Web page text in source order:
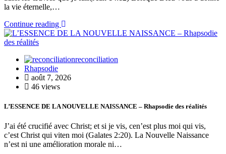
la vie éternelle,…
Continue reading
reconciliation
Rhapsodie
août 7, 2026
46 views
L’ESSENCE DE LA NOUVELLE NAISSANCE – Rhapsodie des réalités
J’ai été crucifié avec Christ; et si je vis, cen’est plus moi qui vis,
c’est Christ qui viten moi (Galates 2:20). La Nouvelle Naissance
n’est ni une amélioration morale ni…